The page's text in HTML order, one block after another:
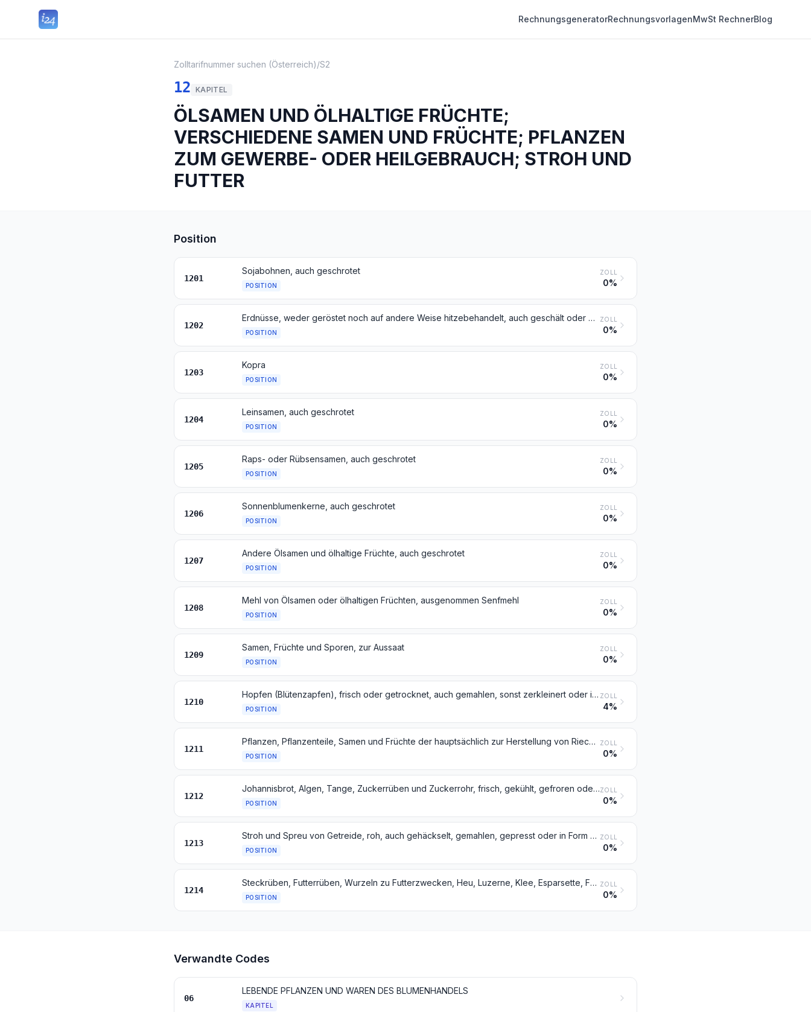
RechnungsgeneratorRechnungsvorlagenMwSt RechnerBlog
Zolltarifnummer suchen (Österreich)/S2
12 KAPITEL
ÖLSAMEN UND ÖLHALTIGE FRÜCHTE;
VERSCHIEDENE SAMEN UND FRÜCHTE; PFLANZEN
ZUM GEWERBE- ODER HEILGEBRAUCH; STROH UND
FUTTER
Position
1201
Sojabohnen, auch geschrotet
POSITION
ZOLL
0%
1202
Erdnüsse, weder geröstet noch auf andere Weise hitzebehandelt, auch geschält oder geschrotet
POSITION
ZOLL
0%
1203
Kopra
POSITION
ZOLL
0%
1204
Leinsamen, auch geschrotet
POSITION
ZOLL
0%
1205
Raps- oder Rübsensamen, auch geschrotet
POSITION
ZOLL
0%
1206
Sonnenblumenkerne, auch geschrotet
POSITION
ZOLL
0%
1207
Andere Ölsamen und ölhaltige Früchte, auch geschrotet
POSITION
ZOLL
0%
1208
Mehl von Ölsamen oder ölhaltigen Früchten, ausgenommen Senfmehl
POSITION
ZOLL
0%
1209
Samen, Früchte und Sporen, zur Aussaat
POSITION
ZOLL
0%
1210
Hopfen (Blütenzapfen), frisch oder getrocknet, auch gemahlen, sonst zerkleinert oder in Form von Pellets; Lupulin
POSITION
ZOLL
4%
1211
Pflanzen, Pflanzenteile, Samen und Früchte der hauptsächlich zur Herstellung von Riechmitteln oder zu Zwecken der Medizin, Insektenvertilgung, Schädlingsbekämpfung und dergleichen verwendeten Art, frisch, gekühlt, gefroren oder getrocknet, auch geschnitten, gemahlen oder ähnlich fein zerkleinert
POSITION
ZOLL
0%
1212
Johannisbrot, Algen, Tange, Zuckerrüben und Zuckerrohr, frisch, gekühlt, gefroren oder getrocknet, auch gemahlen; Steine und Kerne von Früchten sowie andere pflanzliche Waren (einschließlich nichtgerösteter Zichorienwurzeln der Varietät Cichorium intybus sativum) der hauptsächlich zur menschlichen Ernährung verwendeten Art, anderweit weder genannt noch inbegriffen
POSITION
ZOLL
0%
1213
Stroh und Spreu von Getreide, roh, auch gehäckselt, gemahlen, gepresst oder in Form von Pellets
POSITION
ZOLL
0%
1214
Steckrüben, Futterrüben, Wurzeln zu Futterzwecken, Heu, Luzerne, Klee, Esparsette, Futterkohl, Lupinen, Wicken und ähnliches Futter, auch in Form von Pellets
POSITION
ZOLL
0%
Verwandte Codes
06
LEBENDE PFLANZEN UND WAREN DES BLUMENHANDELS
KAPITEL